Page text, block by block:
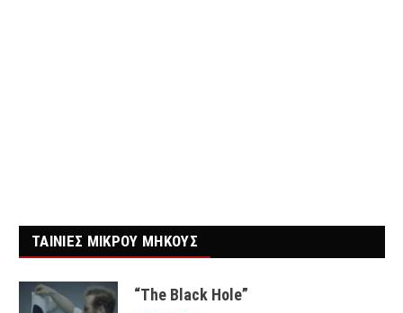
ΤΑΙΝΙΕΣ ΜΙΚΡΟΥ ΜΗΚΟΥΣ
“The Black Hole”